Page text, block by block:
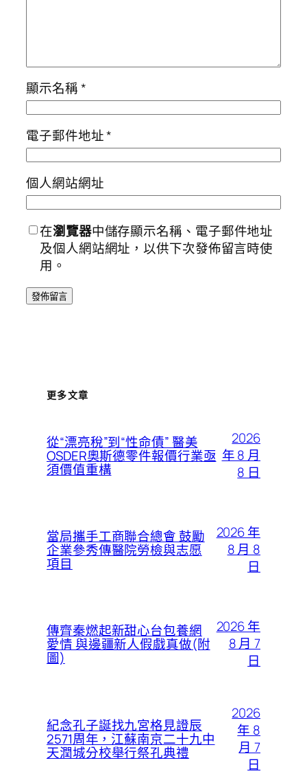
顯示名稱*
電子郵件地址*
個人網站網址
在瀏覽器中儲存顯示名稱、電子郵件地址
及個人網站網址，以供下次發佈留言時使
用。
更多文章
從“漂亮稅”到“性命債” 醫美
OSDER奧斯德零件報價行業亟
須價值重構
2026
年 8 月
8 日
當局攜手工商聯合總會 鼓勵
企業參秀傳醫院勞檢與志愿
項目
2026 年
8 月 8
日
傳齊秦燃起新甜心台包養網
愛情 與邊疆新人假戲真做(附
圖)
2026 年
8 月 7
日
紀念孔子誕找九宮格見證辰
2571周年，江蘇南京二十九中
天潤城分校舉行祭孔典禮
2026
年 8
月 7
日